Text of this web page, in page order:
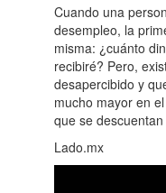
Cuando una
desempleo, la
misma: ¿cuánto
recibiré? Pero,
desapercibido y
mucho mayor en
que se
Lado.mx